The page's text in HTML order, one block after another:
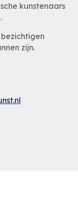
kunstenaars
zijn.